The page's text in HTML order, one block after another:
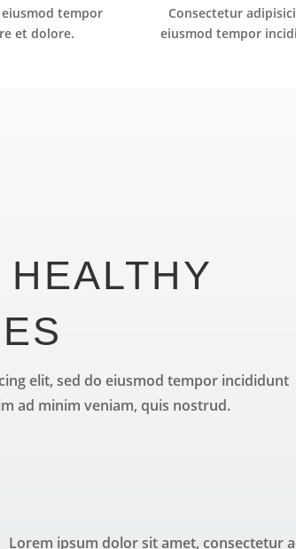
tempor
et dolore.
Consectetur
eiusmod tempor
elit, sed do eiusmod tempor incididunt
ad minim veniam, quis nostrud.
Lorem ipsum dolor sit amet, consectetur